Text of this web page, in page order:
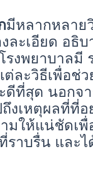
มีหลากหลาย
ละเอียด อธิ
รงพยาบาลมี
ละวิธีเพื่อช่
ดีที่สุด นอก
งเหตุผลที่ที่อ
มให้แน่ชัดเพื่
ราบรื่น และ